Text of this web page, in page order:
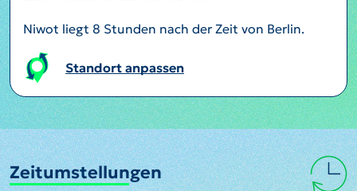
Niwot liegt 8 Stunden nach der Zeit von Berlin.
Standort anpassen
Zeitumstellungen